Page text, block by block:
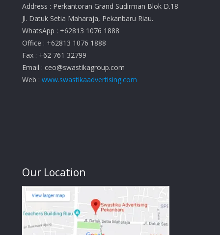
Address : Perkantoran Grand Sudirman Blok D.18
Jl. Datuk Setia Maharaja, Pekanbaru Riau.
WhatsApp : +62813 1076 1888
Office : +62813 1076 1888
Fax : +62 761 32799
Email : ceo@swastikagroup.com
Web : www.swastikaadvertising.com
Our Location